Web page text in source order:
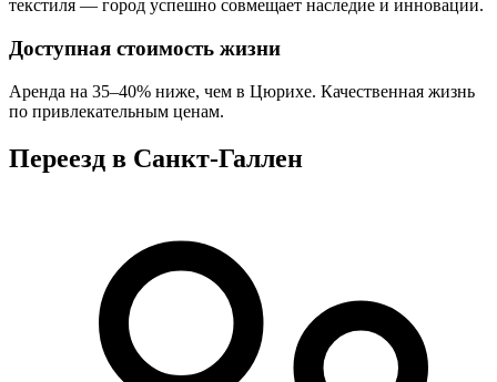
текстиля — город успешно совмещает наследие и инновации.
Доступная стоимость жизни
Аренда на 35–40% ниже, чем в Цюрихе. Качественная жизнь
по привлекательным ценам.
Переезд в Санкт-Галлен